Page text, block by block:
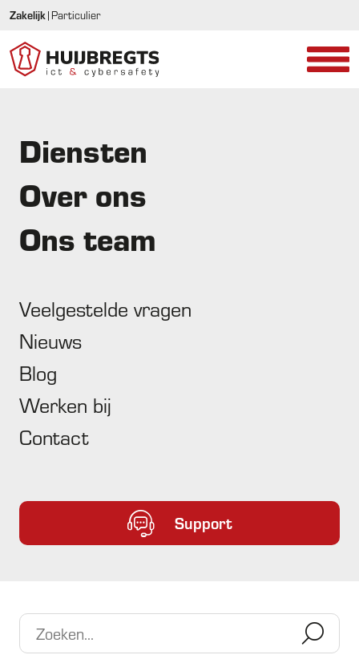
Zakelijk|Particulier
Diensten
Over ons
Ons team
Veelgestelde vragen
Nieuws
Blog
Werken bij
Contact
Support
Voorjaarsschoonmaak op je pc
Doe ook op je pc een voorjaarsschoonmaak:
Leeg de prullenbak
Leeg de downloadfolder
.